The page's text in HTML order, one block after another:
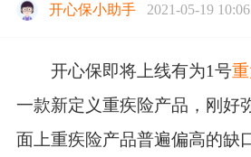
开心保小助手 2021-05-19
开心保即将上线有为1号
一款新定义重疾险产品，刚好
面上重疾险产品普遍偏高的缺